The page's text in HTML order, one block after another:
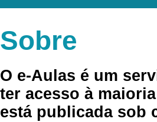
Sobre
O e-Aulas é um
ter acesso à
está publicada sob